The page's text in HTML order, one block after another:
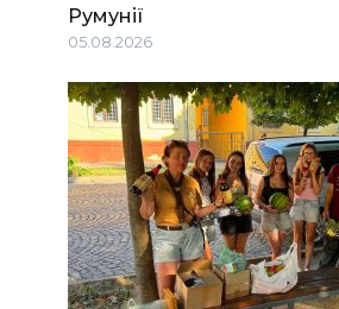
Румунії
05.08.2026